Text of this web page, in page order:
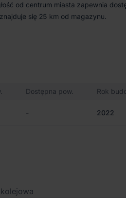
od centrum miasta zapewnia
się 25 km od magazynu.
Dostępna pow. Rok
- 2022